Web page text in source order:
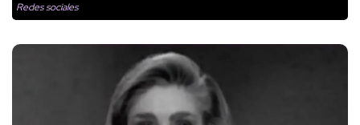
Redes sociales